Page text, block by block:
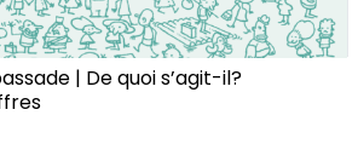
| De quoi s’agit-il?